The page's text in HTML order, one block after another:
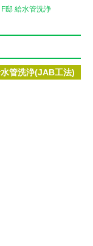
邸 給水管洗浄
管洗浄(JAB工法)